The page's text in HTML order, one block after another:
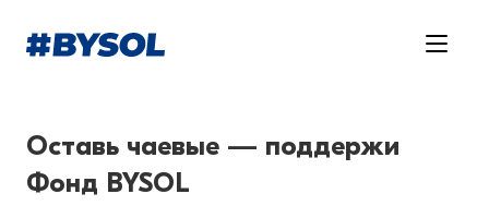
Оставь чаевые — поддержи
Фонд BYSOL